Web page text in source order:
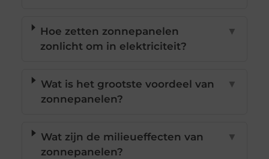
Hoe zetten zonnepanelen
zonlicht om in elektriciteit?
▼
Wat is het grootste voordeel van
zonnepanelen?
▼
Wat zijn de milieueffecten van
zonnepanelen?
▼